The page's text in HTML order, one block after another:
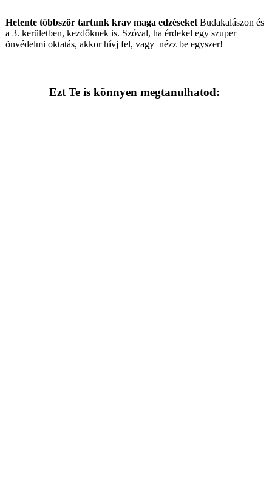
Hetente többször tartunk krav maga edzéseket Budakalászon és
a 3. kerületben, kezdőknek is. Szóval, ha érdekel egy szuper
önvédelmi oktatás, akkor hívj fel, vagy nézz be egyszer!
Ezt Te is könnyen megtanulhatod: